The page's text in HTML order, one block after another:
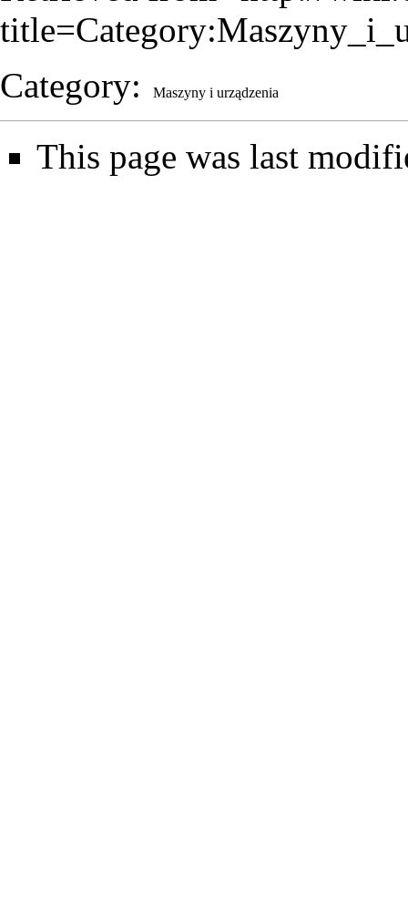
Category: Maszyny i urządzenia
This page was last